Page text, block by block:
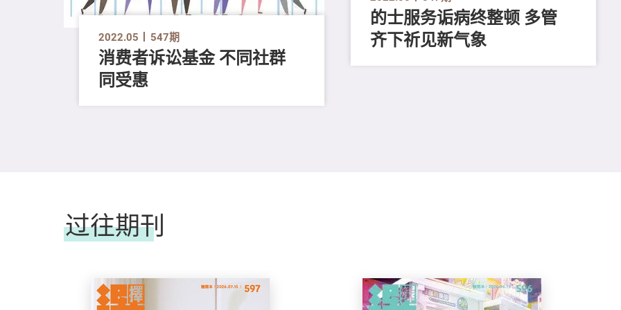
2022.05 547期
消费者诉讼基金 不同社群
同受惠
的士服务诟病终整顿 多管
齐下祈见新气象
过往期刊